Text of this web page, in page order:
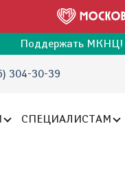
Поддержать МКНЦ!
304-30-39
СПЕЦИАЛИСТАМ